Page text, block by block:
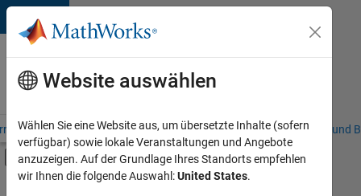
Weiter zum Inhalt
Karriere
bei
MathWorks
– Übersicht Stellensuche Niederlassungen Studierende und
Umschaltung für Off-Canvas-
Hauptinhalt
Website auswählen
Wählen Sie eine Website aus, um übersetzte Inhalte (sofern
verfügbar) sowie lokale Veranstaltungen und Angebote
anzuzeigen. Auf der Grundlage Ihres Standorts empfehlen
wir Ihnen die folgende Auswahl:United States.